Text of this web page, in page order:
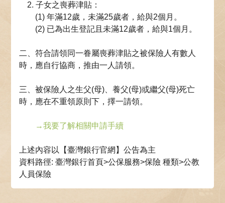
2. 子女之喪葬津貼：
(1) 年滿12歲，未滿25歲者，給與2個月。
(2) 已為出生登記且未滿12歲者，給與1個月。
二、符合請領同一眷屬喪葬津貼之被保險人有數人
時，應自行協商，推由一人請領。
三、被保險人之生父(母)、養父(母)或繼父(母)死亡
時，應在不重領原則下，擇一請領。
→我要了解相關申請手續
上述內容以【臺灣銀行官網】公告為主
資料路徑: 臺灣銀行首頁>公保服務>保險 種類>公教
人員保險